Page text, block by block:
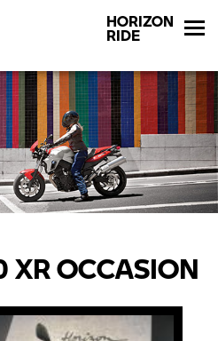
HORIZON
RIDE
OCCASION